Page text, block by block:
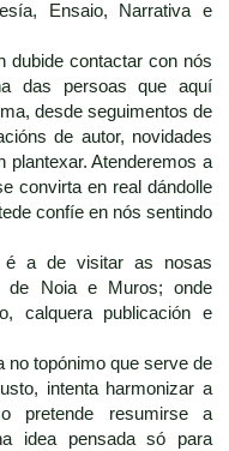
Ensaio, Narrativa e
dubide contactar con nós
das persoas que aquí
desde seguimentos de
de autor, novidades
plantexar. Atenderemos a
convirta en real dándolle
confíe en nós sentindo
é a de visitar as nosas
de Noia e Muros; onde
calquera publicación e
topónimo que serve de
intenta harmonizar a
pretende resumirse a
idea pensada só para